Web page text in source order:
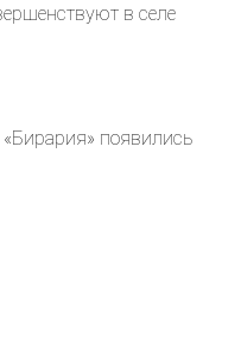
в селе
«Бирария» появились